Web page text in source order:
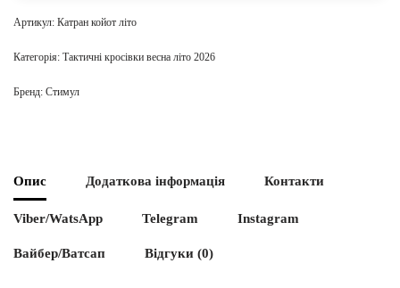
Артикул: Катран койот літо
Категорія: Тактичні кросівки весна літо 2026
Бренд: Стимул
Опис Додаткова інформація Контакти
Viber/WatsApp Telegram Instagram
Вайбер/Ватсап Відгуки (0)